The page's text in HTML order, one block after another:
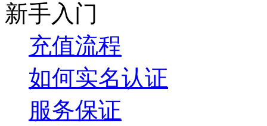
新手入门
充值流程
如何实名认证
服务保证